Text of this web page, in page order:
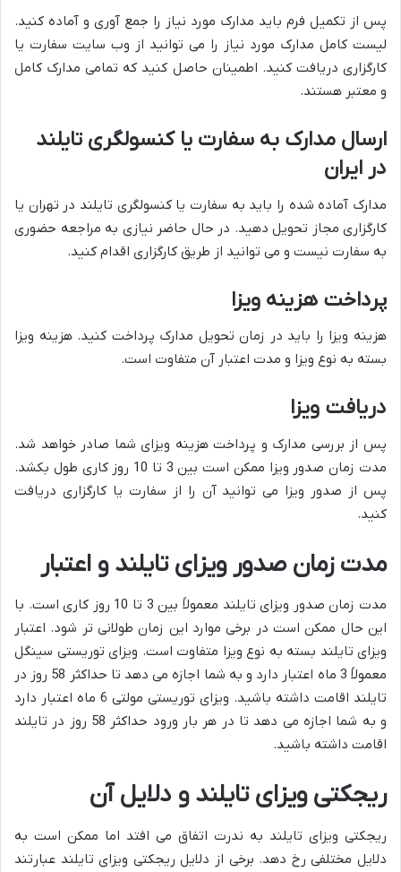
پس از تکمیل فرم باید مدارک مورد نیاز را جمع آوری و آماده کنید.
لیست کامل مدارک مورد نیاز را می توانید از وب سایت سفارت یا
کارگزاری دریافت کنید. اطمینان حاصل کنید که تمامی مدارک کامل
و معتبر هستند.
ارسال مدارک به سفارت یا کنسولگری تایلند
در ایران
مدارک آماده شده را باید به سفارت یا کنسولگری تایلند در تهران یا
کارگزاری مجاز تحویل دهید. در حال حاضر نیازی به مراجعه حضوری
به سفارت نیست و می توانید از طریق کارگزاری اقدام کنید.
پرداخت هزینه ویزا
هزینه ویزا را باید در زمان تحویل مدارک پرداخت کنید. هزینه ویزا
بسته به نوع ویزا و مدت اعتبار آن متفاوت است.
دریافت ویزا
پس از بررسی مدارک و پرداخت هزینه ویزای شما صادر خواهد شد.
مدت زمان صدور ویزا ممکن است بین 3 تا 10 روز کاری طول بکشد.
پس از صدور ویزا می توانید آن را از سفارت یا کارگزاری دریافت
کنید.
مدت زمان صدور ویزای تایلند و اعتبار
مدت زمان صدور ویزای تایلند معمولاً بین 3 تا 10 روز کاری است. با
این حال ممکن است در برخی موارد این زمان طولانی تر شود. اعتبار
ویزای تایلند بسته به نوع ویزا متفاوت است. ویزای توریستی سینگل
معمولاً 3 ماه اعتبار دارد و به شما اجازه می دهد تا حداکثر 58 روز در
تایلند اقامت داشته باشید. ویزای توریستی مولتی 6 ماه اعتبار دارد
و به شما اجازه می دهد تا در هر بار ورود حداکثر 58 روز در تایلند
اقامت داشته باشید.
ریجکتی ویزای تایلند و دلایل آن
ریجکتی ویزای تایلند به ندرت اتفاق می افتد اما ممکن است به
دلایل مختلفی رخ دهد. برخی از دلایل ریجکتی ویزای تایلند عبارتند